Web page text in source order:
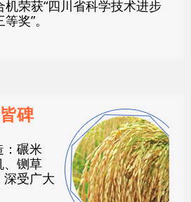
碑
：碾米
、铡草
受广大
机荣获“四川省科学技术进步
等奖”。